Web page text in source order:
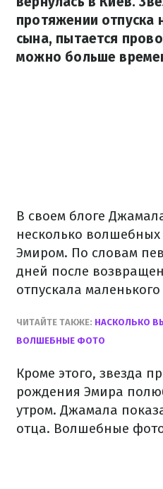
протяжении отпуска
сына, пытается
можно больше
В своем блоге
несколько
Эмиром. По словам
дней после
отпускала
ЧИТАЙТЕ ТАКЖЕ: НАСКОЛЬКО
ВОЛШЕБНЫЕ ФОТО
Кроме этого, звезда
рождения Эмира
утром. Джамала
отца. Волшебные